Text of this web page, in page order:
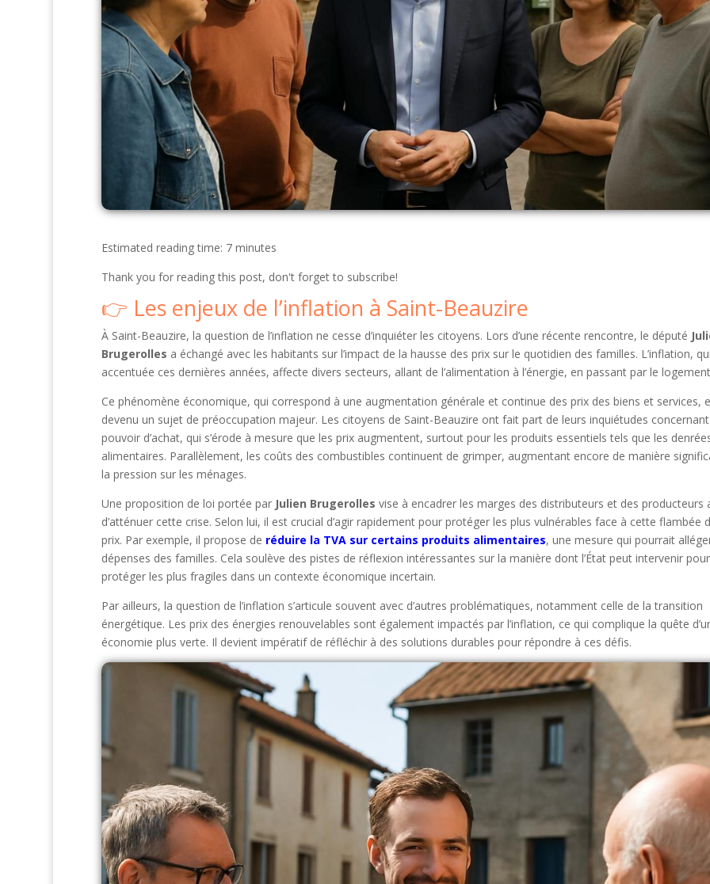
Estimated reading time: 7 minutes
Thank you for reading this post, don't forget to subscribe!
Les enjeux de l’inflation à Saint-Beauzire
À Saint-Beauzire, la question de l’inflation ne cesse d’inquiéter les citoyens. Lors d’une récente rencontre, le député
Brugerolles a échangé avec les habitants sur l’impact de la hausse des prix sur le quotidien des familles. L’inflation,
accentuée ces dernières années, affecte divers secteurs, allant de l’alimentation à l’énergie, en passant par le
Ce phénomène économique, qui correspond à une augmentation générale et continue des prix des biens et services,
devenu un sujet de préoccupation majeur. Les citoyens de Saint-Beauzire ont fait part de leurs inquiétudes
pouvoir d’achat, qui s’érode à mesure que les prix augmentent, surtout pour les produits essentiels tels que les
alimentaires. Parallèlement, les coûts des combustibles continuent de grimper, augmentant encore de manière
la pression sur les ménages.
Une proposition de loi portée par Julien Brugerolles vise à encadrer les marges des distributeurs et des producteurs
d’atténuer cette crise. Selon lui, il est crucial d’agir rapidement pour protéger les plus vulnérables face à cette flambée
prix. Par exemple, il propose de réduire la TVA sur certains produits alimentaires, une mesure qui pourrait
dépenses des familles. Cela soulève des pistes de réflexion intéressantes sur la manière dont l’État peut intervenir pour
protéger les plus fragiles dans un contexte économique incertain.
Par ailleurs, la question de l’inflation s’articule souvent avec d’autres problématiques, notamment celle de la transition
énergétique. Les prix des énergies renouvelables sont également impactés par l’inflation, ce qui complique la quête
économie plus verte. Il devient impératif de réfléchir à des solutions durables pour répondre à ces défis.